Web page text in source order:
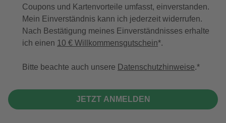
Coupons und Kartenvorteile umfasst, einverstanden.
Mein Einverständnis kann ich jederzeit widerrufen.
Nach Bestätigung meines Einverständnisses erhalte
ich einen 10 € Willkommensgutschein*.
Bitte beachte auch unsere Datenschutzhinweise.
JETZT ANMELDEN